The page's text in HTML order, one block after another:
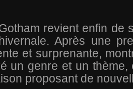
revient enfin de
Après une
et surprenante,
un genre et un thème,
proposant de